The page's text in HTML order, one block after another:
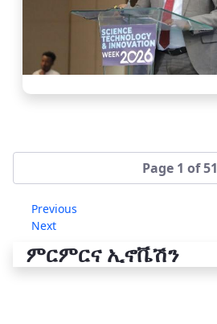
Page 1 of 51
Previous
Next
ምርምርና ኢኖቬሽን